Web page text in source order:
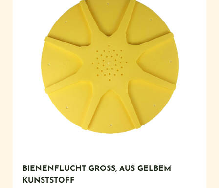
BIENENFLUCHT GROSS, AUS GELBEM K
UNSTSTOFF